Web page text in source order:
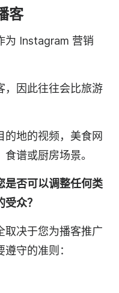
客
为 Instagram 营销
，因此往往会比旅游
的地的视频，美食网
食谱或厨房场景。
是否可以调整任何类
受众？
取决于您为播客推广
守的准则：